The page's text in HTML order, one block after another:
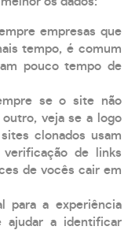
empresas que
tempo, é comum
pouco tempo de
se o site não
veja se a logo
clonados usam
de links
de vocês cair em
para a experiência
a identificar